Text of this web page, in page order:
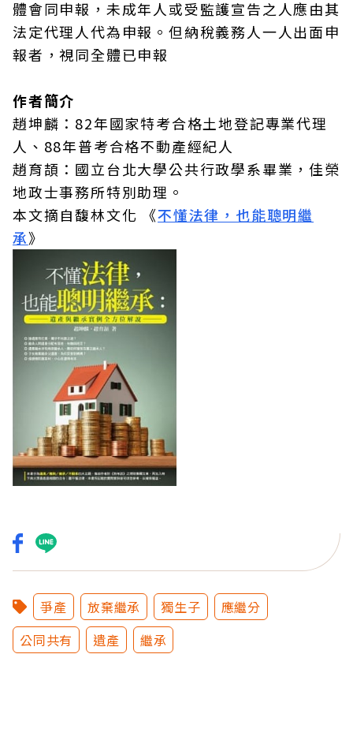
體會同申報，未成年人或受監護宣告之人應由其
法定代理人代為申報。但納稅義務人一人出面申
報者，視同全體已申報
作者簡介
趙坤麟：82年國家特考合格土地登記專業代理
人、88年普考合格不動產經紀人
趙育頡：國立台北大學公共行政學系畢業，佳榮
地政士事務所特別助理。
本文摘自馥林文化 《不懂法律，也能聰明繼
承》
爭產 放棄繼承 獨生子
應繼分
公同共有
遺產 繼承